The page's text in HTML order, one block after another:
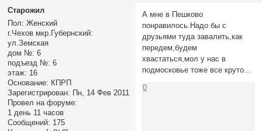
Старожил
Пол: Женский
г.Чехов мкр.Губернский:
ул.Земская
дом №: 6
подъезд №: 6
этаж: 16
Основание: КПРП
Зарегистрирован: Пн, 14 Фев 2011
Провел на форуме:
1 день 11 часов
Сообщений: 175
А мне в Пешково
понравилось.Надо бы с
друзьями туда завалить,как
передем,будем
хвастаться,мол у нас в
подмосковье тоже все круто...
0